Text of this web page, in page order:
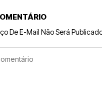
De E-Mail Não Será